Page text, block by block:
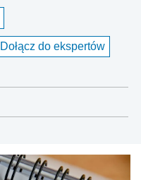
Dołącz do ekspertów